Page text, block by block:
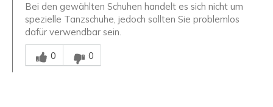
Bei den gewählten Schuhen handelt es sich nicht um
spezielle Tanzschuhe, jedoch sollten Sie problemlos
dafür verwendbar sein.
Mitarbeiter-Gutachter
0
0